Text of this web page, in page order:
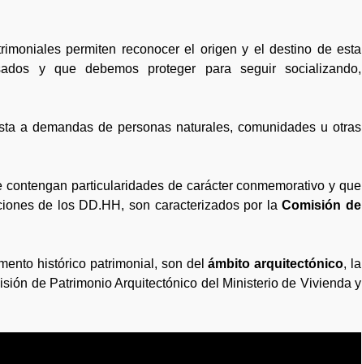
permiten reconocer el origen y el destino de esta
y que debemos proteger para seguir socializando,
a demandas de personas naturales, comunidades u otras
contengan particularidades de carácter conmemorativo y que
de los DD.HH, son caracterizados por laComisión de
histórico patrimonial, son delámbito arquitectónico, la
de Patrimonio Arquitectónico del Ministerio de Vivienda y